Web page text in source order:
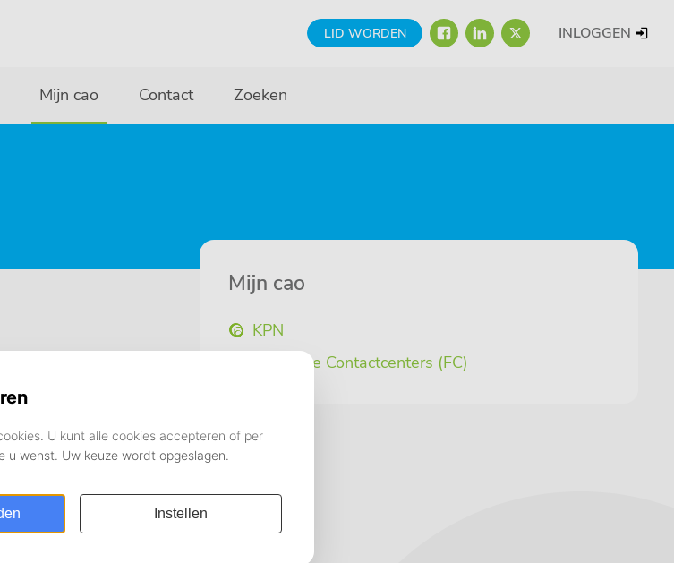
LID WORDEN FACEBOOK
LINKEDINTWITTER
INLOGGEN
Mijn cao Contact Zoeken
Mijn cao
KPN
Facilitaire Contactcenters (FC)